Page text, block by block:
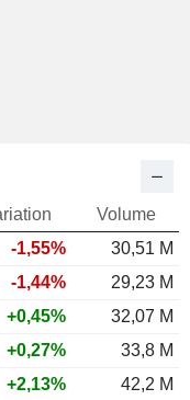
Volume
-1,55%
30,51 M
-1,44%
29,23 M
+0,45%
32,07 M
+0,27%
33,8 M
+2,13% 42,2 M